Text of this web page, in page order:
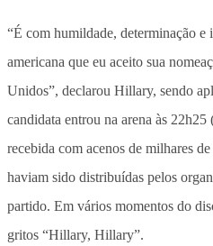
“É com humildade, determinação e
americana que eu aceito sua
Unidos”, declarou Hillary, sendo
candidata entrou na arena às
recebida com acenos de milhares
haviam sido distribuídas pelos
partido. Em vários momentos do
gritos “Hillary, Hillary”.